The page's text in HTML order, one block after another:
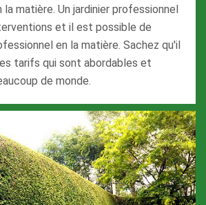
matière. Un jardinier professionnel
et il est possible de
en la matière. Sachez qu'il
tarifs qui sont abordables et
de monde.